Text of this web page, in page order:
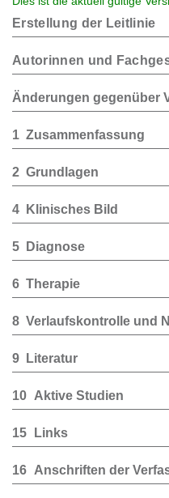
Erstellung der Leitlinie
Autorinnen und
Änderungen gegenüber
1 Zusammenfassung
2 Grundlagen
4 Klinisches Bild
5 Diagnose
6 Therapie
8 Verlaufskontrolle und
9 Literatur
10 Aktive Studien
15 Links
16 Anschriften der